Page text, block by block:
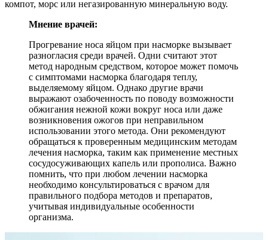
компот, морс или негазированную минеральную воду.
Мнение врачей:
Прогревание носа яйцом при насморке вызывает
разногласия среди врачей. Одни считают этот
метод народным средством, которое может помочь
с симптомами насморка благодаря теплу,
выделяемому яйцом. Однако другие врачи
выражают озабоченность по поводу возможности
обжигания нежной кожи вокруг носа или даже
возникновения ожогов при неправильном
использовании этого метода. Они рекомендуют
обращаться к проверенным медицинским методам
лечения насморка, таким как применение местных
сосудосуживающих капель или прополиса. Важно
помнить, что при любом лечении насморка
необходимо консультироваться с врачом для
правильного подбора методов и препаратов,
учитывая индивидуальные особенности
организма.